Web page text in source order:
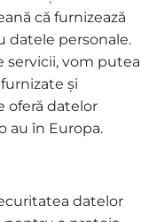
că furnizează
datele personale.
servicii, vom putea
și
oferă datelor
au în Europa.
datelor